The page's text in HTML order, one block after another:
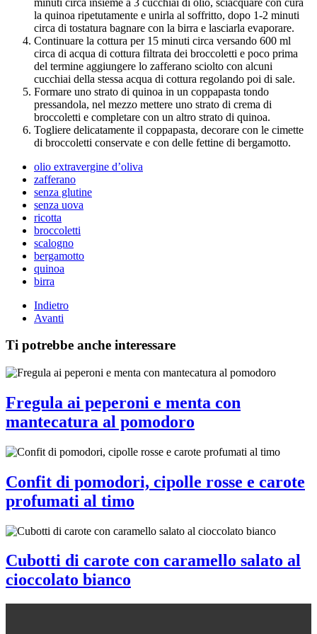
la quinoa ripetutamente e unirla al soffritto, dopo 1-2 minuti
circa di tostatura bagnare con la birra e lasciarla evaporare.
Continuare la cottura per 15 minuti circa versando 600 ml
circa di acqua di cottura filtrata dei broccoletti e poco prima
del termine aggiungere lo zafferano sciolto con alcuni
cucchiai della stessa acqua di cottura regolando poi di sale.
Formare uno strato di quinoa in un coppapasta tondo
pressandola, nel mezzo mettere uno strato di crema di
broccoletti e completare con un altro strato di quinoa.
Togliere delicatamente il coppapasta, decorare con le cimette
di broccoletti conservate e con delle fettine di bergamotto.
olio extravergine d’oliva
zafferano
senza glutine
senza uova
ricotta
broccoletti
scalogno
bergamotto
quinoa
birra
Indietro
Avanti
Ti potrebbe anche interessare
Fregula ai peperoni e menta con
mantecatura al pomodoro
Confit di pomodori, cipolle rosse e carote
profumati al timo
Cubotti di carote con caramello salato al
cioccolato bianco